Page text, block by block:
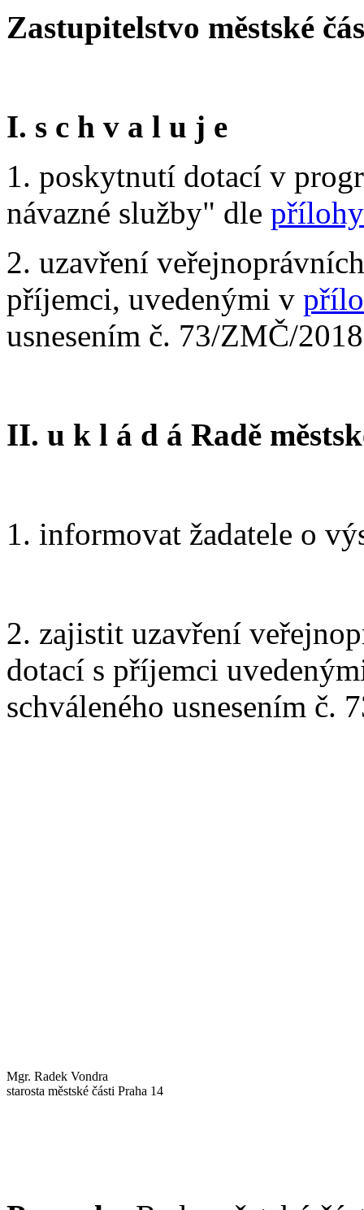
Zastupitelstvo městské
I. s c h v a l u j e
1. poskytnutí dotací v
návazné služby" dle
2. uzavření
příjemci, uvedenými v
usnesením č. 73/ZMČ/
II. u k l á d á Radě
1. informovat žadatele o
2. zajistit uzavření
dotací s příjemci
schváleného usnesením č.
Mgr. Radek Vondra
starosta městské části Praha 14